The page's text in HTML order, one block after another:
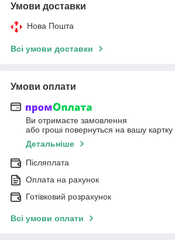
Умови доставки
Нова Пошта
Всі умови доставки
Умови оплати
Ви отримаєте замовлення
або гроші повернуться на вашу картку
Детальніше
Післяплата
Оплата на рахунок
Готівковий розрахунок
Всі умови оплати